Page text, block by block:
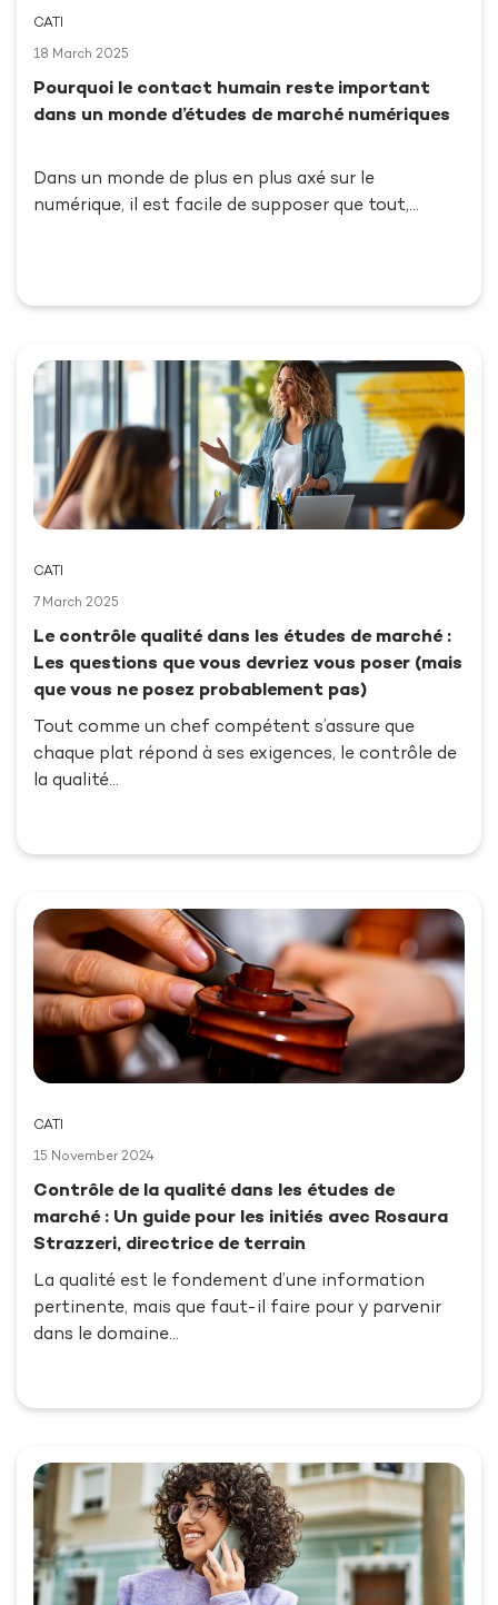
CATI
18 March 2025
Pourquoi le contact humain reste important
dans un monde d’études de marché numériques
Dans un monde de plus en plus axé sur le
numérique, il est facile de supposer que tout,…
CATI
7 March 2025
Le contrôle qualité dans les études de marché :
Les questions que vous devriez vous poser (mais
que vous ne posez probablement pas)
Tout comme un chef compétent s’assure que
chaque plat répond à ses exigences, le contrôle de
la qualité…
CATI
15 November 2024
Contrôle de la qualité dans les études de
marché : Un guide pour les initiés avec Rosaura
Strazzeri, directrice de terrain
La qualité est le fondement d’une information
pertinente, mais que faut-il faire pour y parvenir
dans le domaine…